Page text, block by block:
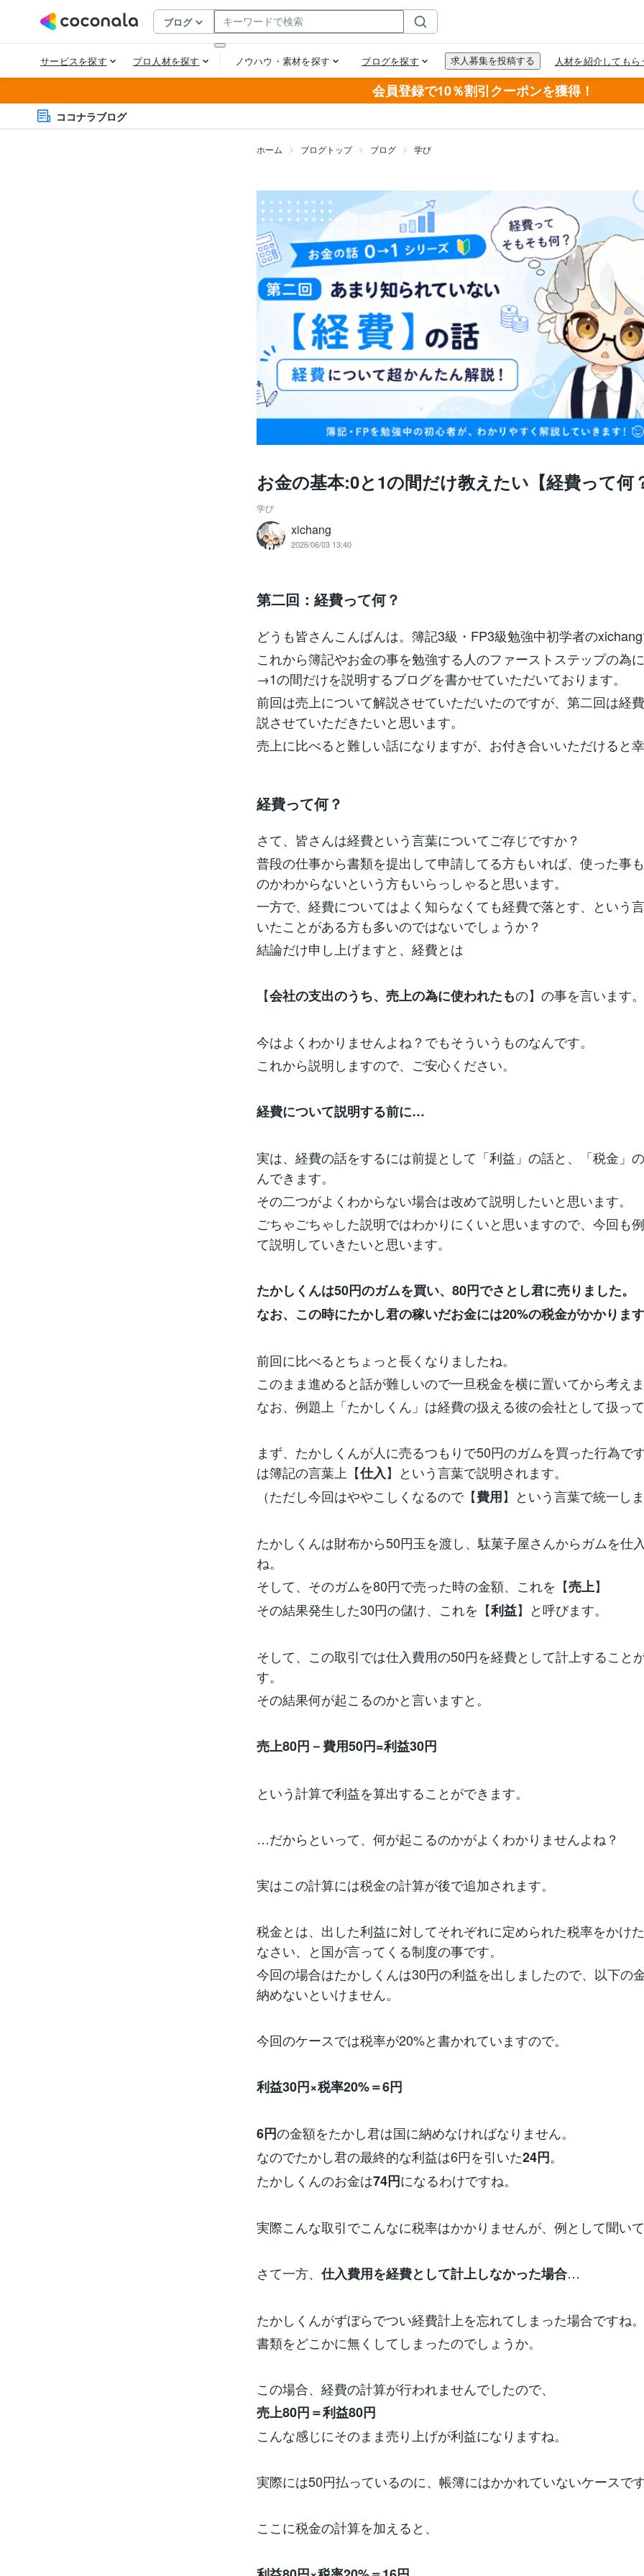
会員登録で10％割引クーポンを獲得！
ココナラブログ
ホーム ブログトップ ブログ 学び
お金の基本:0と1の間だけ教えたい【経費って何
学び
xichang
2026/06/03 13:40
第二回：経費って何？
どうも皆さんこんばんは。簿記3級・FP3級勉強中初学者のxichang
これから簿記やお金の事を勉強する人のファーストステップの為
→1の間だけを説明するブログを書かせていただいております。
前回は売上について解説させていただいたのですが、第二回は経
説させていただきたいと思います。
売上に比べると難しい話になりますが、お付き合いいただけると幸
経費って何？
さて、皆さんは経費という言葉についてご存じですか？
普段の仕事から書類を提出して申請してる方もいれば、使った事
のかわからないという方もいらっしゃると思います。
一方で、経費についてはよく知らなくても経費で落とす、という
いたことがある方も多いのではないでしょうか？
結論だけ申し上げますと、経費とは
【会社の支出のうち、売上の為に使われたもの】の事を言います。
今はよくわかりませんよね？でもそういうものなんです。
これから説明しますので、ご安心ください。
経費について説明する前に…
実は、経費の話をするには前提として「利益」の話と、「税金」
んできます。
その二つがよくわからない場合は改めて説明したいと思います。
ごちゃごちゃした説明ではわかりにくいと思いますので、今回も
て説明していきたいと思います。
たかしくんは50円のガムを買い、80円でさとし君に売りました。
なお、この時にたかし君の稼いだお金には20%の税金がかかります
前回に比べるとちょっと長くなりましたね。
このまま進めると話が難しいので一旦税金を横に置いてから考えま
なお、例題上「たかしくん」は経費の扱える彼の会社として扱って
まず、たかしくんが人に売るつもりで50円のガムを買った行為で
は簿記の言葉上【仕入】という言葉で説明されます。
（ただし今回はややこしくなるので【費用】という言葉で統一しま
たかしくんは財布から50円玉を渡し、駄菓子屋さんからガムを仕
ね。
そして、そのガムを80円で売った時の金額、これを【売上】
その結果発生した30円の儲け、これを【利益】と呼びます。
そして、この取引では仕入費用の50円を経費として計上すること
す。
その結果何が起こるのかと言いますと。
売上80円－費用50円=利益30円
という計算で利益を算出することができます。
…だからといって、何が起こるのかがよくわかりませんよね？
実はこの計算には税金の計算が後で追加されます。
税金とは、出した利益に対してそれぞれに定められた税率をかけ
なさい、と国が言ってくる制度の事です。
今回の場合はたかしくんは30円の利益を出しましたので、以下の
納めないといけません。
今回のケースでは税率が20%と書かれていますので。
利益30円×税率20%＝6円
6円の金額をたかし君は国に納めなければなりません。
なのでたかし君の最終的な利益は6円を引いた24円。
たかしくんのお金は74円になるわけですね。
実際こんな取引でこんなに税率はかかりませんが、例として聞いて
さて一方、仕入費用を経費として計上しなかった場合…
たかしくんがずぼらでつい経費計上を忘れてしまった場合ですね。
書類をどこかに無くしてしまったのでしょうか。
この場合、経費の計算が行われませんでしたので、
売上80円＝利益80円
こんな感じにそのまま売り上げが利益になりますね。
実際には50円払っているのに、帳簿にはかかれていないケースです
ここに税金の計算を加えると、